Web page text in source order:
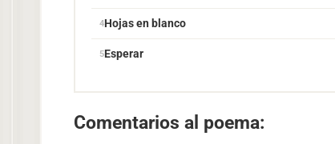
Hojas en blanco
Esperar
Comentarios al poema: